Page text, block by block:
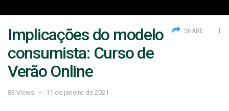
Implicações do modelo
consumista: Curso de
Verão Online
83 Views 11 de janeiro de 2021
SHARE